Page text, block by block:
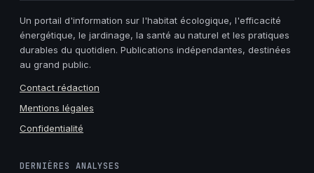
Un portail d'information sur l'habitat écologique, l'efficacité
énergétique, le jardinage, la santé au naturel et les pratiques
durables du quotidien. Publications indépendantes, destinées
au grand public.
Contact rédaction
Mentions légales
Confidentialité
DERNIÈRES ANALYSES